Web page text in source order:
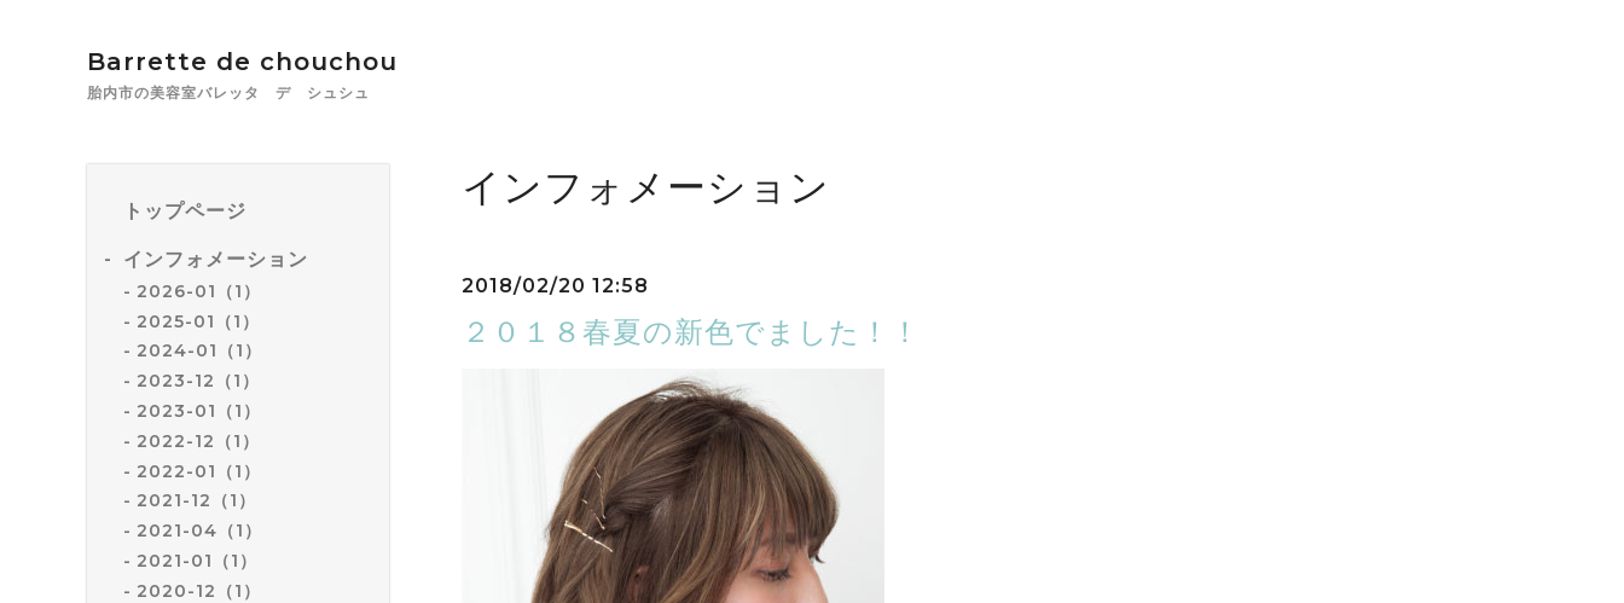
Barrette de chouchou
胎内市の美容室バレッタ デ シュシュ
トップページ
インフォメーション
2026-01（1）
2025-01（1）
2024-01（1）
2023-12（1）
2023-01（1）
2022-12（1）
2022-01（1）
2021-12（1）
2021-04（1）
2021-01（1）
2020-12（1）
インフォメーション
2018/02/20 12:58
２０１８春夏の新色でました！！